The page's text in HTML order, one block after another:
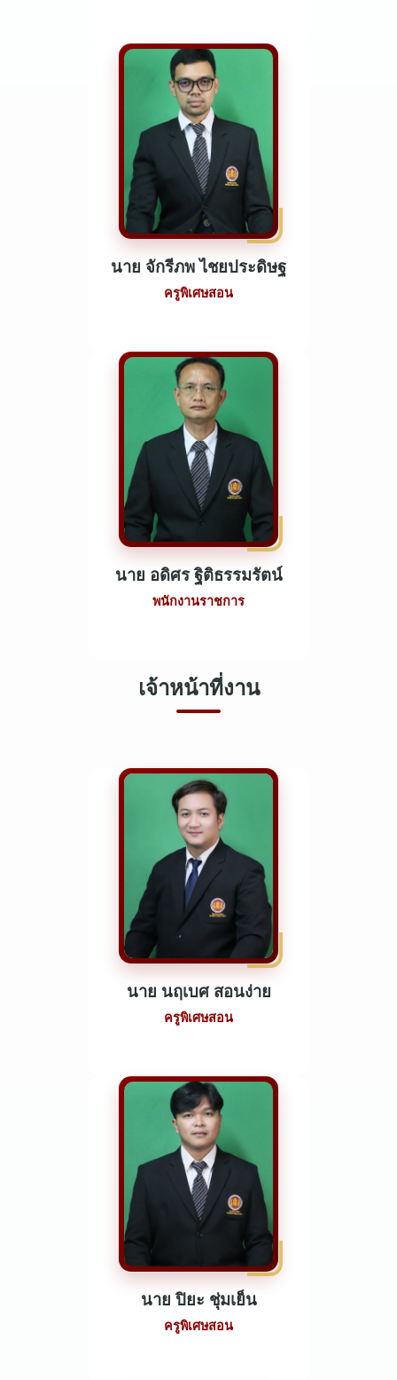
นาย จักรีภพ ไชยประดิษฐ
ครูพิเศษสอน
นาย อดิศร ฐิติธรรมรัตน์
พนักงานราชการ
เจ้าหน้าที่งาน
นาย นฤเบศ สอนง่าย
ครูพิเศษสอน
นาย ปิยะ ชุ่มเย็น
ครูพิเศษสอน